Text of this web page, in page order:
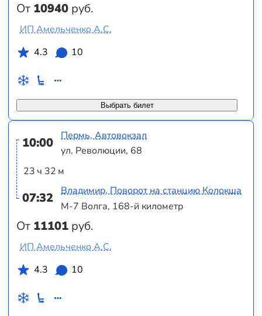
От 10940 руб.
Выбрать билет
ИП Амельченко А.С.
4.3
10
10:00
23 ч 32 м
07:32
От 11101 руб.
Пермь, Автовокзал
ул. Революции, 68
Владимир, Поворот на станцию Колокша
М-7 Волга, 168-й километр
ИП Амельченко А.С.
4.3
10